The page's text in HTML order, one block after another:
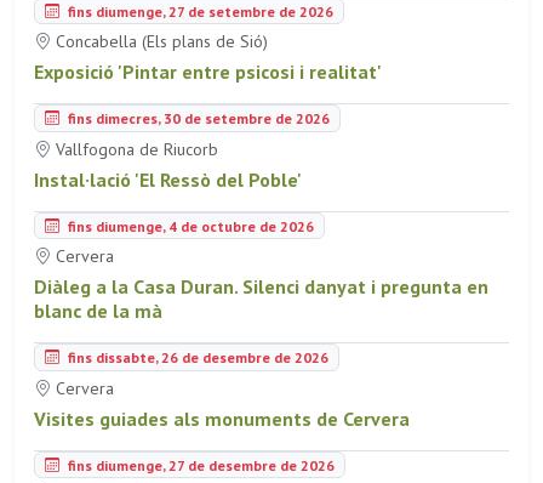
fins diumenge, 27 de setembre de 2026
Concabella (Els plans de Sió)
Exposició 'Pintar entre psicosi i realitat'
fins dimecres, 30 de setembre de 2026
Vallfogona de Riucorb
Instal·lació 'El Ressò del Poble'
fins diumenge, 4 de octubre de 2026
Cervera
Diàleg a la Casa Duran. Silenci danyat i pregunta en
blanc de la mà
fins dissabte, 26 de desembre de 2026
Cervera
Visites guiades als monuments de Cervera
fins diumenge, 27 de desembre de 2026